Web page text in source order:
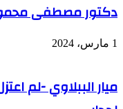
دكتور مصطفى
1 مارس، 2024
ميار الببلاوي -لم